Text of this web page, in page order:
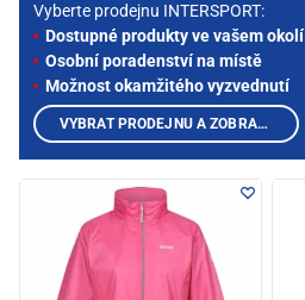
Vyberte prodejnu INTERSPORT:
Dostupné produkty ve vašem okolí
Osobní poradenství na místě
Možnost okamžitého vyzvednutí
VYBRAT PRODEJNU A ZOBRAZIT PRODUKTY